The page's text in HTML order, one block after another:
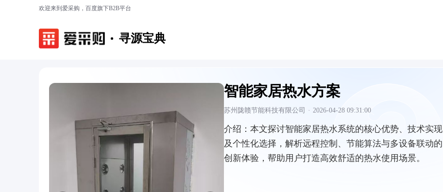
欢迎来到爱采购，百度旗下B2B平台
寻源宝典
智能家居热水方案
苏州陇赣节能科技有限公司 · 2026-04-28 09:31:00
介绍： 本文探讨智能家居热水系统的核心优势、技术实现
及个性化选择，解析远程控制、节能算法与多设备联动的
创新体验，帮助用户打造高效舒适的热水使用场景。